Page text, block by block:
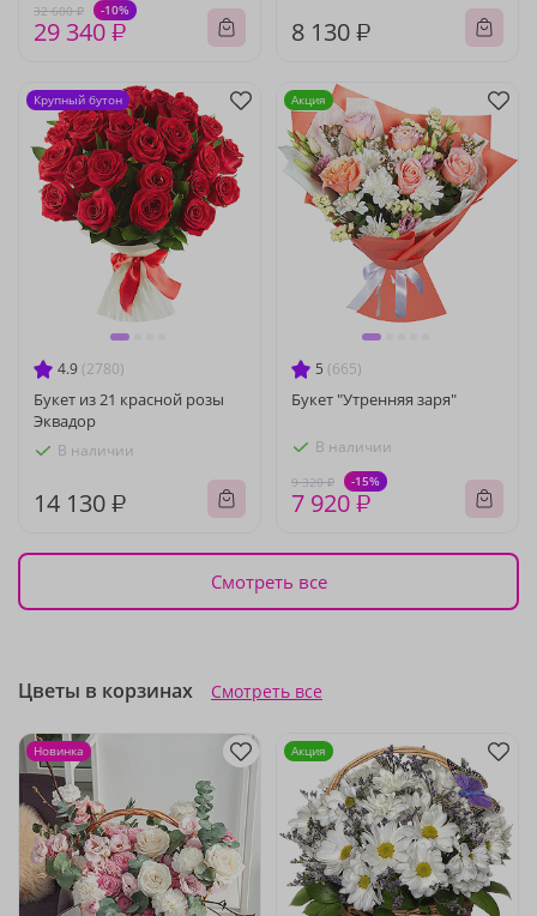
32 600 ₽ -10%
29 340 ₽ 8 130 ₽
4.9 (2780)
Букет из 21 красной розы
Эквадор
В наличии
14 130 ₽
Крупный бутон
5 (665)
Букет "Утренняя заря"
В наличии
9 320 ₽ -15%
7 920 ₽
Акция
Смотреть все
Цветы в корзинах Смотреть все
Новинка Акция